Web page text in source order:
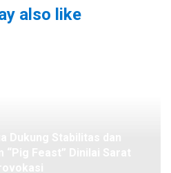
also like